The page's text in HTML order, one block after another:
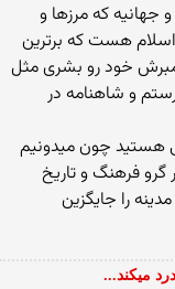
که مرزها و
هست که برترین
خود رو بشری مثل
و شاهنامه در
هستید چون میدونیم
فرهنگ و تاریخ
را جایگزین
میکند...